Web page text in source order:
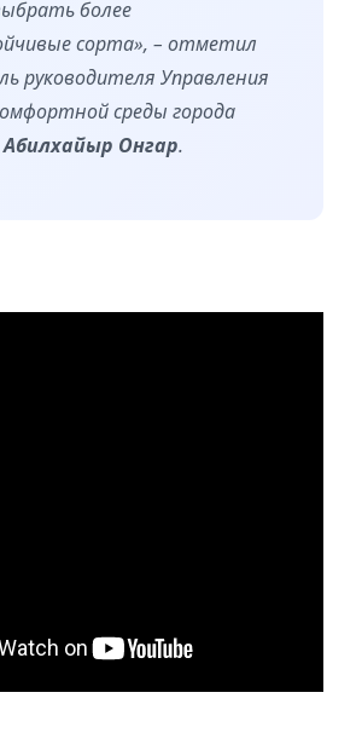
более
сорта», – отметил
руководителя Управления
среды города
Абилхайыр Онгар.